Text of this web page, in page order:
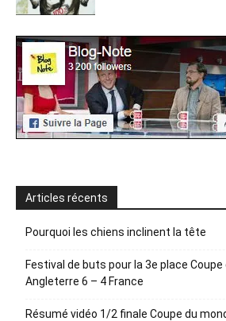
Articles récents
Pourquoi les chiens inclinent la tête
Festival de buts pour la 3e place Coupe
Angleterre 6 – 4 France
Résumé vidéo 1/2 finale Coupe du